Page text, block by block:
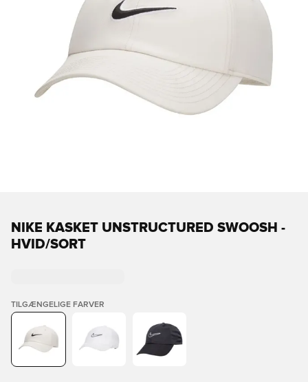
NIKE KASKET UNSTRUCTURED SWOOSH -
HVID/SORT
TILGÆNGELIGE FARVER